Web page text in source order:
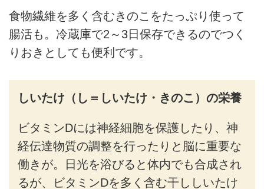
食物繊維を多く含むきのこをたっぷり使って
腸活も。冷蔵庫で2～3日保存できるのでつく
りおきとしても便利です。
しいたけ（し＝しいたけ・きのこ）の栄養
ビタミンDには神経細胞を保護したり、神
経伝達物質の調整を行ったりと脳に重要な
働きが。日光を浴びると体内でも合成され
るが、ビタミンDを多く含む干ししいたけ